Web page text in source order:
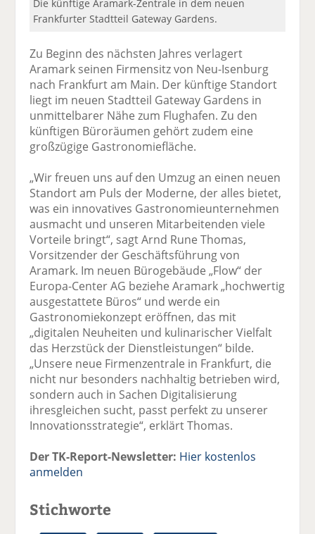
Die künftige Aramark-Zentrale in dem neuen
Frankfurter Stadtteil Gateway Gardens.
Zu Beginn des nächsten Jahres verlagert
Aramark seinen Firmensitz von Neu-Isenburg
nach Frankfurt am Main. Der künftige Standort
liegt im neuen Stadtteil Gateway Gardens in
unmittelbarer Nähe zum Flughafen. Zu den
künftigen Büroräumen gehört zudem eine
großzügige Gastronomiefläche.
„Wir freuen uns auf den Umzug an einen neuen
Standort am Puls der Moderne, der alles bietet,
was ein innovatives Gastronomieunternehmen
ausmacht und unseren Mitarbeitenden viele
Vorteile bringt“, sagt Arnd Rune Thomas,
Vorsitzender der Geschäftsführung von
Aramark. Im neuen Bürogebäude „Flow“ der
Europa-Center AG beziehe Aramark „hochwertig
ausgestattete Büros“ und werde ein
Gastronomiekonzept eröffnen, das mit
„digitalen Neuheiten und kulinarischer Vielfalt
das Herzstück der Dienstleistungen“ bilde.
„Unsere neue Firmenzentrale in Frankfurt, die
nicht nur besonders nachhaltig betrieben wird,
sondern auch in Sachen Digitalisierung
ihresgleichen sucht, passt perfekt zu unserer
Innovationsstrategie“, erklärt Thomas.
Der TK-Report-Newsletter: Hier kostenlos
anmelden
Stichworte